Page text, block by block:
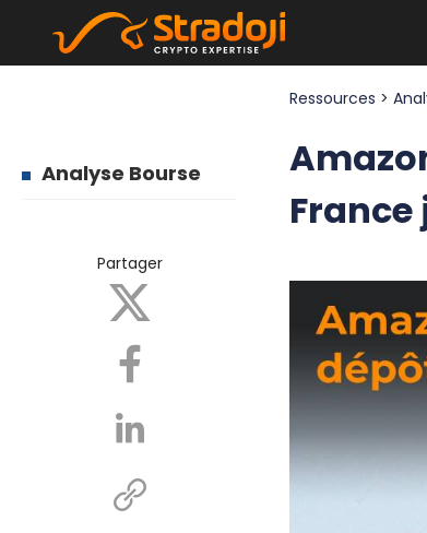
Analyse Bourse
Partager
Ressources >
France